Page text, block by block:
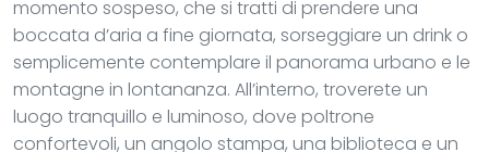
momento sospeso, che si tratti di prendere una
boccata d’aria a fine giornata, sorseggiare un drink o
semplicemente contemplare il panorama urbano e le
montagne in lontananza. All’interno, troverete un
luogo tranquillo e luminoso, dove poltrone
confortevoli, un angolo stampa, una biblioteca e un